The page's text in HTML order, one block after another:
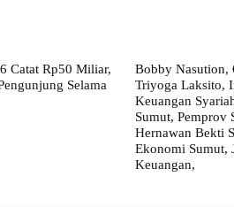
Catat Rp50 Miliar,
Selama
Bobby Nasution,
Triyoga Laksito,
Keuangan
Sumut, Pemprov
Hernawan Bekti
Ekonomi Sumut,
Keuangan,